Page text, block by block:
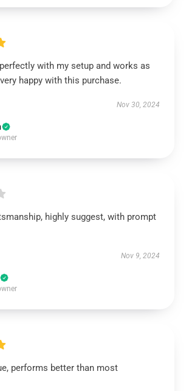
with my setup and works as
happy with this purchase.
Nov 30, 2024
highly suggest, with prompt
Nov 9, 2024
performs better than most